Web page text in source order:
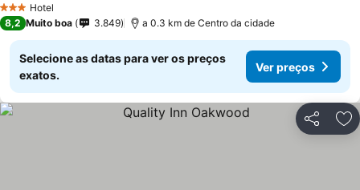
3 EstrelasHotel
8,2 Muito boa 3.849 a 0.3 km de Centro da cidade
Selecione as datas para ver os preços
exatos.
Ver preços
Partilhar